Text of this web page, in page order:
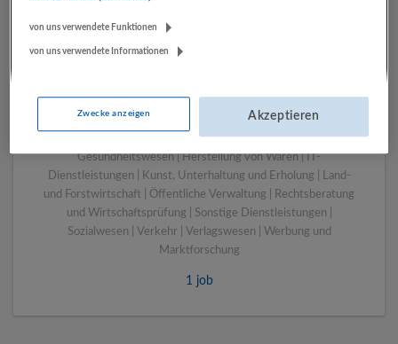
Bergheim bei Salzburg
Bau | Beherbergung und Gastronomie | Einzelhandel |
Energieversorgung | Finanz- und Versicherungsleistungen |
Gesundheitswesen | Herstellung von Waren | IT-
Dienstleistungen | Kunst, Unterhaltung und Erholung | Land-
und Forstwirtschaft | Öffentliche Verwaltung | Rechtsberatung
und Wirtschaftsprüfung | Sonstige Dienstleistungen |
Sozialwesen | Verkehr | Verlagswesen | Werbung und
Marktforschung
1 job
von uns verwendete Funktionen
von uns verwendete Informationen
Zwecke anzeigen Akzeptieren